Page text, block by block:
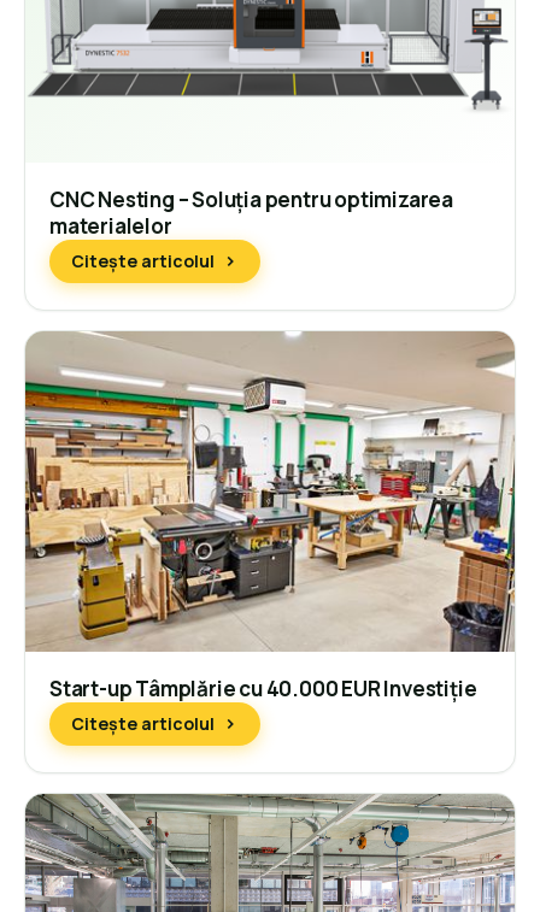
CNC Nesting – Soluția pentru optimizarea
materialelor
Citește articolul
Start-up Tâmplărie cu 40.000 EUR Investiție
Citește articolul